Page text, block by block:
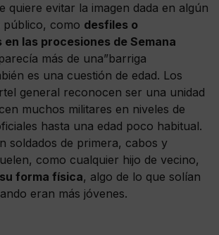
quiere evitar la imagen dada en algún
como desfiles o
las procesiones de Semana
más de una”barriga
es una cuestión de edad. Los
general reconocen ser una unidad
muchos militares en niveles de
hasta una edad poco habitual.
soldados de primera, cabos y
como cualquier hijo de vecino,
forma física, algo de lo que solían
eran más jóvenes.